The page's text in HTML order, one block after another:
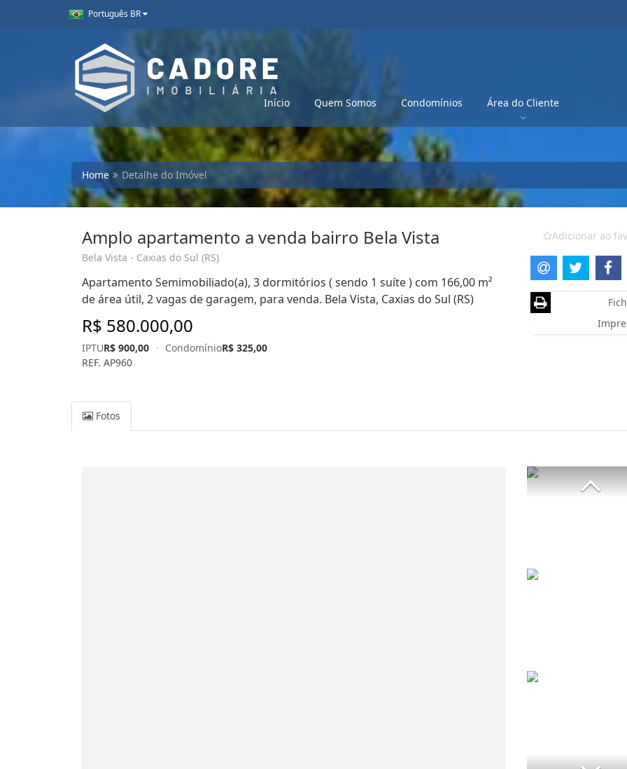
Português BR
Início Quem Somos Condomínios Área do Cliente
Home Detalhe do Imóvel
Amplo apartamento a venda bairro Bela Vista
Bela Vista - Caxias do Sul (RS)
Apartamento Semimobiliado(a), 3 dormitórios ( sendo 1 suíte ) com 166,00 m²
de área útil, 2 vagas de garagem, para venda. Bela Vista, Caxias do Sul (RS)
R$ 580.000,00
IPTUR$ 900,00 · CondomínioR$ 325,00
REF. AP960
Adicionar ao
Fotos